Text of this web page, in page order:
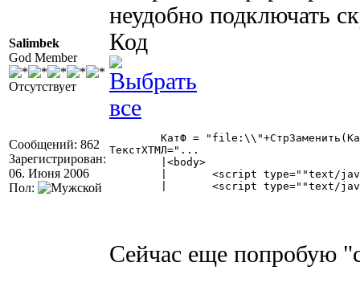
Salimbek
God Member
Отсутствует
Сообщений: 862
Зарегистрирован:
06. Июня 2006
Пол:
неудобно подключать
Код
ТекстХТМЛ="...
Сейчас еще попробую